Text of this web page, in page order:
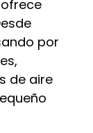
por
de aire